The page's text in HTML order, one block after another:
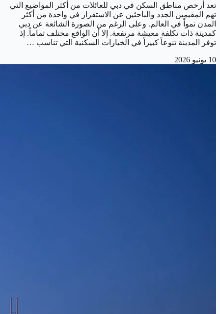
تعد أرخص مناطق السكن في دبي للعائلات من أكثر المواضيع التي
تهم المقيمين الجدد والباحثين عن الاستقرار في واحدة من أكثر
المدن نمواً في العالم. وعلى الرغم من الصورة الشائعة عن دبي
كمدينة ذات تكلفة معيشة مرتفعة. إلا أن الواقع مختلف تماماً. إذ
توفر المدينة تنوعاً كبيراً في الخيارات السكنية التي تناسب …
10 يونيو 2026